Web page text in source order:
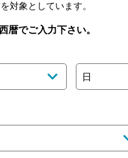
対象としています。
暦でご入力下さい。
日